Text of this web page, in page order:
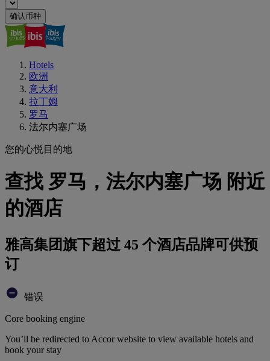
确认币种
Hotels
欧洲
意大利
拉丁姆
罗马
法尔内塞广场
您的心悦目的地
查找 罗马，法尔内塞广场 附近
的酒店
雅高集团旗下超过 45 个酒店品牌可供预
订
错误
Core booking engine
You’ll be redirected to Accor website to view available hotels and
book your stay